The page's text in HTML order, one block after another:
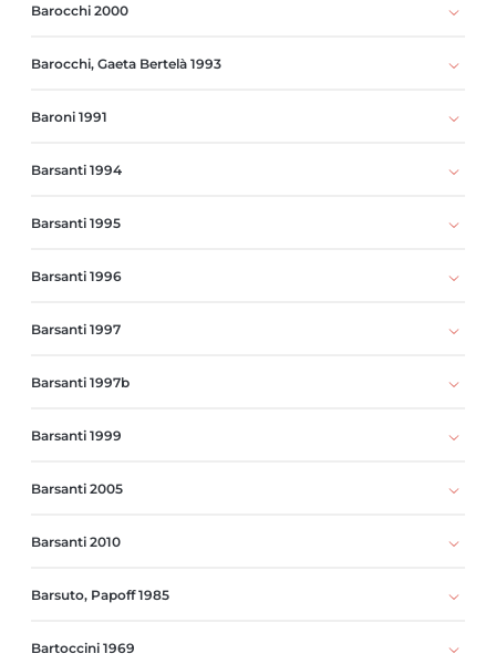
Barocchi 2000
Barocchi, Gaeta Bertelà 1993
Baroni 1991
Barsanti 1994
Barsanti 1995
Barsanti 1996
Barsanti 1997
Barsanti 1997b
Barsanti 1999
Barsanti 2005
Barsanti 2010
Barsuto, Papoff 1985
Bartoccini 1969